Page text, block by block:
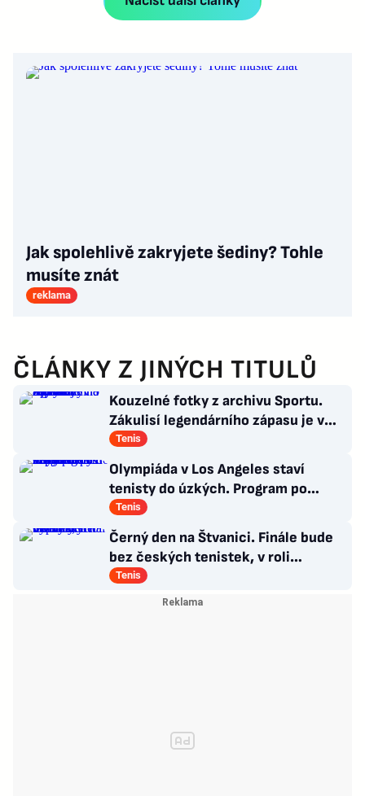
Jak spolehlivě zakryjete šediny? Tohle
musíte znát
reklama
ČLÁNKY Z JINÝCH TITULŮ
Kouzelné fotky z archivu Sportu.
Zákulisí legendárního zápasu je v
Síni slávy na Štvanici
Tenis
Olympiáda v Los Angeles staví
tenisty do úzkých. Program po
Wimbledonu mnohé z nich nepotěší
Tenis
Černý den na Štvanici. Finále bude
bez českých tenistek, v roli
favoritek vypadly
Tenis